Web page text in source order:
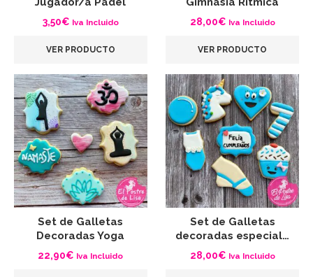
3,50€ Iva Incluido
VER PRODUCTO
28,00€ Iva Incluido
VER PRODUCTO
Set de Galletas
Decoradas Yoga
22,90€ Iva Incluido
Set de Galletas
decoradas especial…
28,00€ Iva Incluido